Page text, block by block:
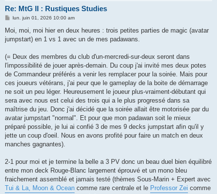
Re: MtG II : Rustiques Studies
M
s
a
lun. juin 01, 2026 10:00 am
Moi, moi, moi hier en deux heures : trois petites parties de magic (avatar
jumpstart) en 1 vs 1 avec un de mes padawans.
(= Deux des membres du club d'un-mercredi-sur-deux seront dans
l'impossibilité de jouer après-demain. Du coup j'ai invité mes deux potes
de Commandeur préférés a venir les remplacer pour la soirée. Mais pour
ces joueurs vétérans, j'ai peur que le gameplay de la boite de démarrage
ne soit un peu léger. Heureusement le joueur plus-vraiment-débutant qui
sera avec nous est celui des trois qui a le plus progressé dans sa
maîtrise du jeu. Donc j'ai décidé que la soirée allait être motorisée par du
avatar jumpstart "normal". Et pour que mon padawan soit le mieux
préparé possible, je lui ai confié 3 de mes 9 decks jumpstart afin qu'il y
jette un coup d'oeil. Nous en avons profité pour faire un match en deux
manches gagnantes).
2-1 pour moi et je termine la belle a 3 PV donc un beau duel bien équilibré
entre mon deck Rouge-Blanc largement éprouvé et un mono bleu
fraichement assemblé et jamais testé (thèmes Sous-Marin + Expert avec
Tui & La, Moon & Ocean comme rare centrale et le Professor Zei comme